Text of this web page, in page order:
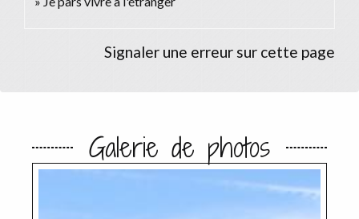
Signaler une erreur sur cette page
Galerie de photos